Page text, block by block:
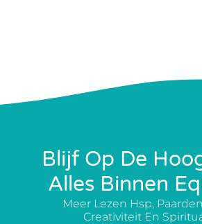
Blijf Op De
Alles Binnen
Meer Lezen Hsp,
Creativiteit En